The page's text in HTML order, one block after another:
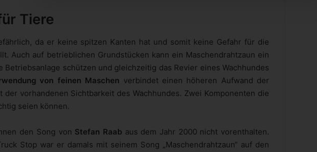
Tiere
da er keine spitzen Kanten hat und somit keine Gefahr für die
Auch auf betrieblichen Grundstücken kann ein Maschendrahtzaun ein
Betriebsanlage schützen und gleichzeitig das Revier eines Wachhundes
von feinen Maschen verbindet einen höheren Aufwand der
der vorhandenen Sichtbarkeit des Wachhundes. Zwei Komponenten die
seien können.
den Song von Stefan Raabaus dem Jahr 2000 nicht vorenthalten.
Stop war er damals mit seinem Song „Maschendrahtzaun“ auf den